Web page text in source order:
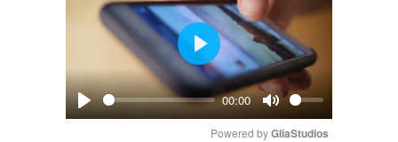
Play
00:00
Mute
Play
Powered by GliaStudios